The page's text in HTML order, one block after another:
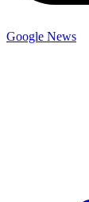
Google News